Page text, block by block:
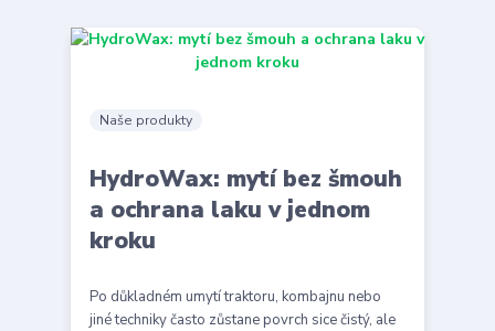
Naše produkty
HydroWax: mytí bez šmouh
a ochrana laku v jednom
kroku
Po důkladném umytí traktoru, kombajnu nebo
jiné techniky často zůstane povrch sice čistý, ale